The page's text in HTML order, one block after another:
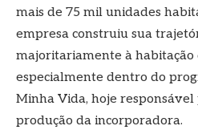
mais de 75 mil unidades
empresa construiu sua
majoritariamente à habitação
especialmente dentro do
Minha Vida, hoje responsável
produção da incorporadora.